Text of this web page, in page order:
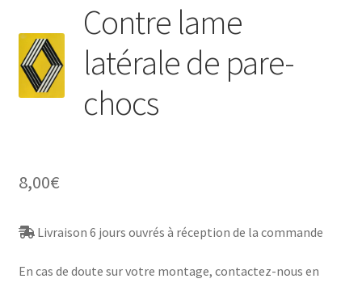
Contre lame
latérale de pare-
chocs
8,00€
Livraison 6 jours ouvrés à réception de la commande
En cas de doute sur votre montage, contactez-nous en